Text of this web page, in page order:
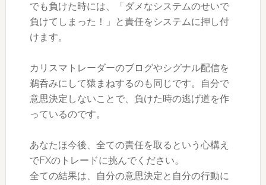
でも負けた時には、「ダメなシステムのせいで
負けてしまった！」と責任をシステムに押し付
けます。
カリスマトレーダーのブログやシグナル配信を
鵜呑みにして猿まねするのも同じです。自分で
意思決定しないことで、負けた時の逃げ道を作
っているのです。
あなたほ今後、全ての責任を取るという心構え
でFXのトレードに挑んでください。
全ての結果は、自分の意思決定と自分の行動に